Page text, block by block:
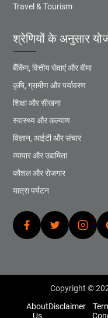
Travel & Tourism
श्रेणियों के अनुसार
बैंकिंग, वित्तीय सेवाएं और बीमा
कृषि, ग्रामीण और पर्यावरण
शिक्षा और सीखना
स्वास्थ्य और कल्याण
विज्ञान, आईटी और संचार
व्यापार और उद्यमिता
कौशल और रोजगार
यात्रा पर्यटन
Copyright ©
About
Us
Disclaimer